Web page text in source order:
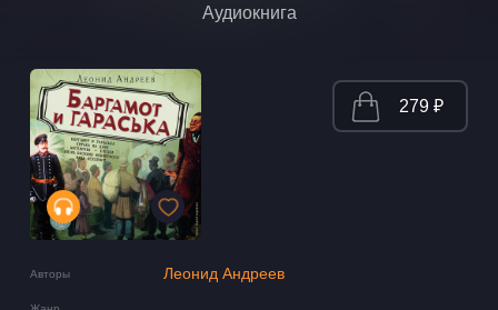
Аудиокнига
Авторы Леонид Андреев
279 ₽